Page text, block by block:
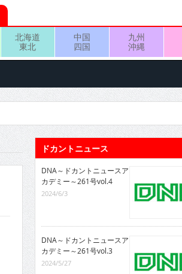
北海道
東北
中国
四国
九州
沖縄
ドカントニュース
DNA～ドカントニュースア
カデミー～261号vol.4
2024/6/3
DNA～ドカントニュースア
カデミー～261号vol.3
2024/5/27